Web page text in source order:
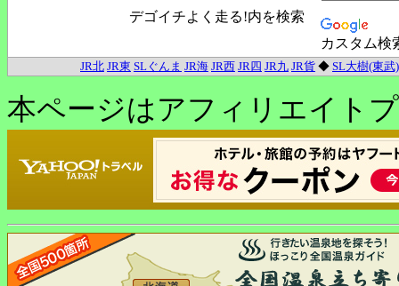
デゴイチよく走る!内を検索
カスタム検
JR北 JR東 SLぐんま JR海 JR西 JR四 JR九 JR貨 ◆ SL大樹(東武)
本ページはアフィリエイト